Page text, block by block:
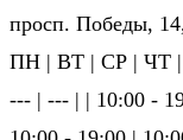
просп. Победы,
ПН | ВТ | СР | ЧТ |
--- | --- | | 10:00 -